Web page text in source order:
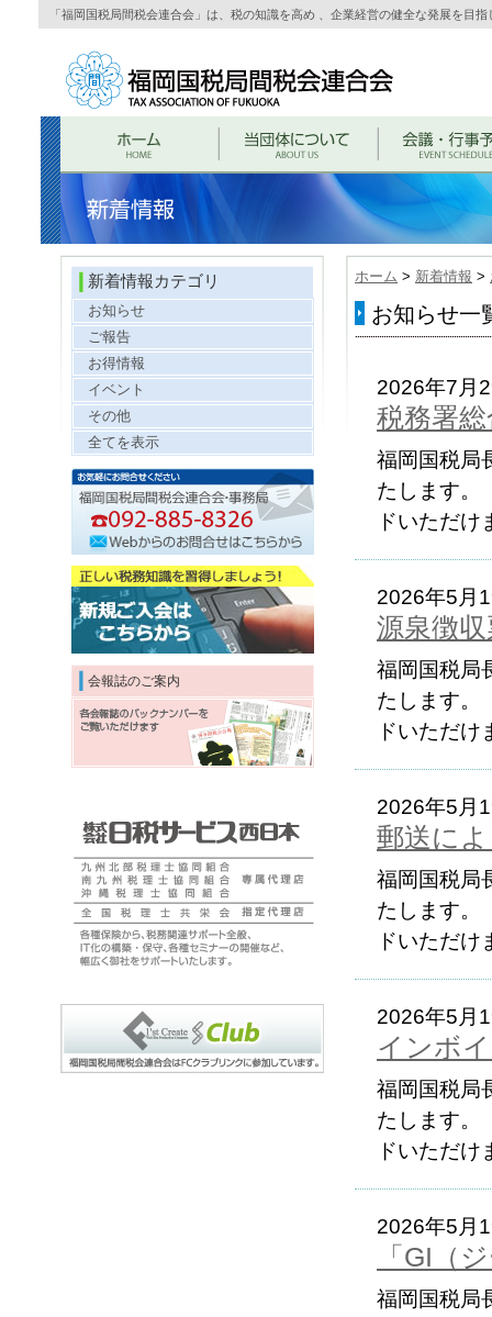
「福岡国税局間税会連合会」は、税の知識を高め 、企業経営の健全な発展を目指
ホーム > 新着情報 >
お知らせ
2026年7月
税務署
福岡国税局
たします。
ドいただ
2026年5月
源泉徴
福岡国税局
たします。
ドいただ
2026年5月
郵送に
福岡国税局
たします。
ドいただ
2026年5月
インボ
福岡国税局
たします。
ドいただ
2026年5月
「GI（
福岡国税局
新着情報カテゴリ
お知らせ
ご報告
お得情報
イベント
その他
全てを表示
会報誌のご案内